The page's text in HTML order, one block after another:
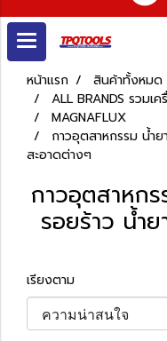
หน้าแรก
สินค้าทั้งหมด
ALL BRANDS รวมเ
MAGNAFLUX
กาวอุตสาหกรรม น้ำย
สะอาดต่างๆ
กาวอุตสาหกร
รอยร้าว น้ำ
เรียงตาม